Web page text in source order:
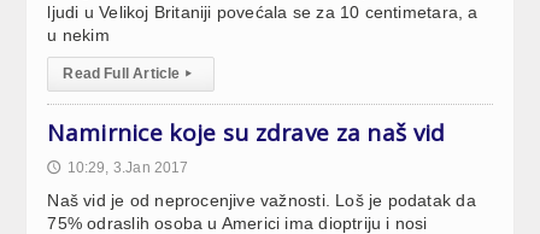
ljudi u Velikoj Britaniji povećala se za 10 centimetara, a
u nekim
Read Full Article ▸
Namirnice koje su zdrave za naš vid
🕔 10:29, 3.Jan 2017
Naš vid je od neprocenjive važnosti. Loš je podatak da
75% odraslih osoba u Americi ima dioptriju i nosi